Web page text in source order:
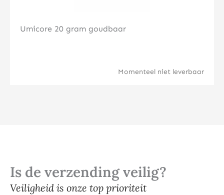
Umicore 20 gram goudbaar
Momenteel niet leverbaar
Is de verzending veilig?
Veiligheid is onze top prioriteit